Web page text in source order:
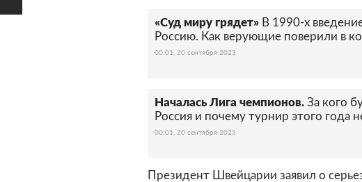
«Суд миру грядет» В 1990-х
Россию. Как верующие поверили в
00:01, 20 сентября 2023
Началась Лига чемпионов. За кого
Россия и почему турнир этого года
00:01, 20 сентября 2023
Президент Швейцарии заявил о